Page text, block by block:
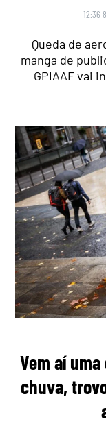
12:36
Queda de
manga de
GPIAAF vai
Vem aí
chuva,